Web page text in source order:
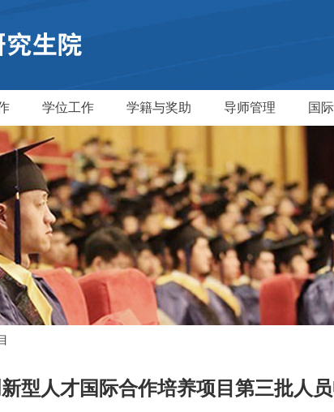
学位工作 学籍与奖助 导师管理 国
型人才国际合作培养项目第三批人